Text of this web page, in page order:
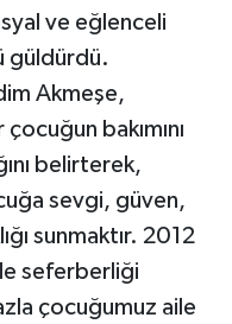
ve eğlenceli
güldürdü.
Akmeşe,
bakımını
belirterek,
sevgi, güven,
sunmaktır. 2012
seferberliği
çocuğumuz aile